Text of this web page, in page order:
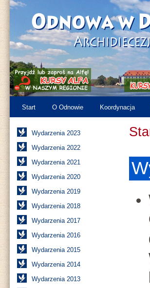
Start O Odnowie Koordynacja
Wydarzenia 2023
Wydarzenia 2022
Wydarzenia 2021
Wydarzenia 2020
Wydarzenia 2019
Wydarzenia 2018
Wydarzenia 2017
Wydarzenia 2016
Wydarzenia 2015
Wydarzenia 2014
Wydarzenia 2013